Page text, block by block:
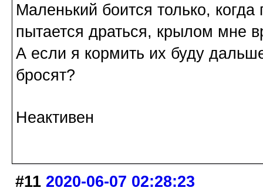
Маленький боится только, когда
пытается драться, крылом мне
А если я кормить их буду
бросят?
Неактивен
#11 2020-06-07 02:28:23